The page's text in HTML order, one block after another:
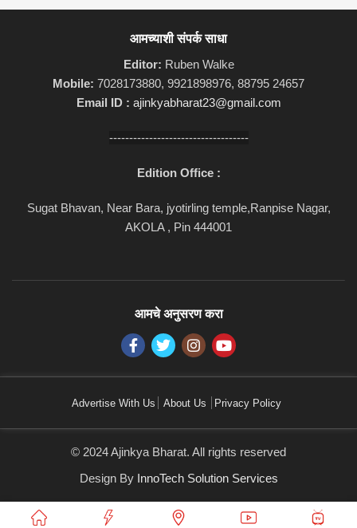
आमच्याशी संपर्क साधा
Editor: Ruben Walke
Mobile: 7028173880, 9921898976, 88795 24657
Email ID : ajinkyabharat23@gmail.com
-----------------------------------
Edition Office :
Sugat Bhavan, Near Bara, jyotirling temple,Ranpise Nagar,
AKOLA , Pin 444001
आमचे अनुसरण करा
Advertise With Us About Us Privacy Policy
© 2024 Ajinkya Bharat. All rights reserved
Design By InnoTech Solution Services